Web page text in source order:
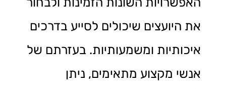
את היועצים שיכולים לסייע בדרכים
איכותיות ומשמעותיות. בעזרתם של
אנשי מקצוע מתאימים, ניתן